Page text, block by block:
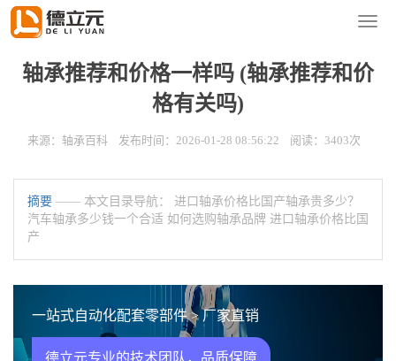
导
单
您的位置：首页
轴承推荐和价格一样吗 (轴承推荐和价
格有关吗)
来源：轴承百科 发布时间：2026-01-28 08:56:22 阅读：3403次
摘要 —— 本文目录导航： 进口轴承价格比国产轴承贵多少？
汽车轴承多少钱一个合适 如何选购轴承品牌 进口轴承价格比国
产
一站式自动化配套零部件 > 厂家直销
德立元专业的技术团队，品质保障